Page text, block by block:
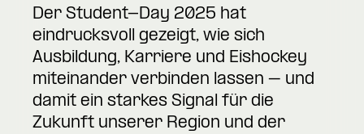
Der Student-Day 2025 hat
eindrucksvoll gezeigt, wie sich
Ausbildung, Karriere und Eishockey
miteinander verbinden lassen – und
damit ein starkes Signal für die
Zukunft unserer Region und der